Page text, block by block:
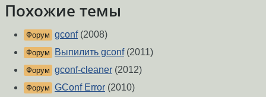
Похожие темы
Форум gconf(2008)
Форум Выпилить gconf(2011)
Форум gconf-cleaner (2012)
Форум GConf Error (2010)